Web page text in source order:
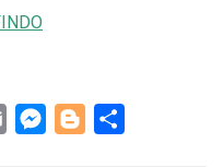
Email Messenger
Blogger